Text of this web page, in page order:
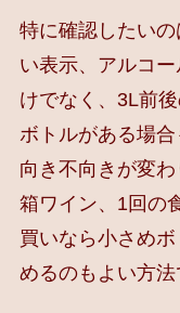
特に確認したい
い表示、アルコ
けでなく、3L前
ボトルがある場
向き不向きが変
箱ワイン、1回の
買いなら小さめ
めるのもよい方法